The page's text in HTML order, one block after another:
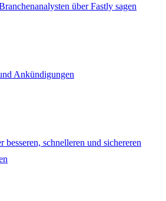
über Fastly sagen
Ankündigungen
besseren, schnelleren und sichereren